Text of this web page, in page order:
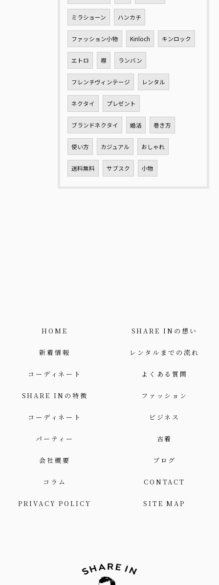
ミラショーン ハンカチ
ファッション小物 Kinloch キンロック
エトロ 襟 ランバン
フレンチヴィンテージ レンタル
ネクタイ プレゼント
ブランドネクタイ 婚活 巻き方
使い方 カジュアル おしゃれ
送料無料 サブスク 小物
HOME SHARE INの想い
新着情報 レンタルまでの流れ
コーディネート よくある質問
SHARE INの特徴 ファッション
コーディネート ビジネス
パーティー 古着
会社概要 ブログ
コラム CONTACT
PRIVACY POLICY SITE MAP